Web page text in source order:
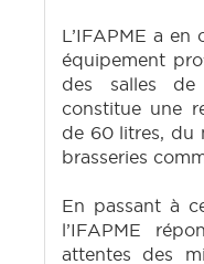
L’IFAPME a en
équipement
des salles
constitue une
de 60 litres, du
brasseries
En passant à
l’IFAPME
attentes des